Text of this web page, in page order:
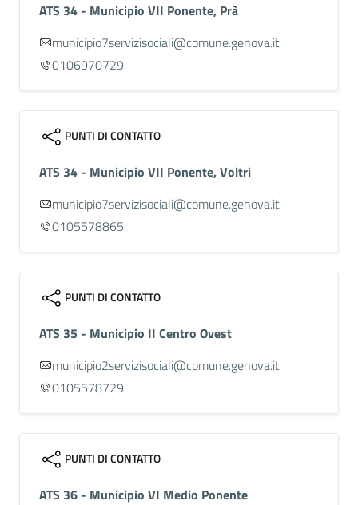
ATS 34 - Municipio VII Ponente, Prà
municipio7servizisociali@comune.genova.it
0106970729
PUNTI DI CONTATTO
ATS 34 - Municipio VII Ponente, Voltri
municipio7servizisociali@comune.genova.it
0105578865
PUNTI DI CONTATTO
ATS 35 - Municipio II Centro Ovest
municipio2servizisociali@comune.genova.it
0105578729
PUNTI DI CONTATTO
ATS 36 - Municipio VI Medio Ponente